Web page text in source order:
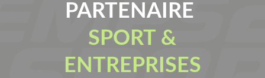
PARTENAIRE
SPORT &
ENTREPRISES